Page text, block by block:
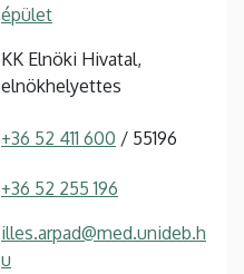
épület
KK Elnöki Hivatal,
elnökhelyettes
+36 52 411 600 / 55196
+36 52 255 196
illes.arpad@med.unideb.h
u